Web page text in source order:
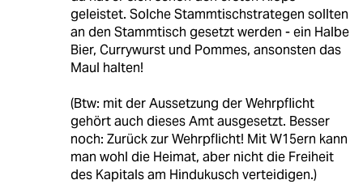
geleistet. Solche Stammtischstrategen sollten
an den Stammtisch gesetzt werden - ein Halbe
Bier, Currywurst und Pommes, ansonsten das
Maul halten!
(Btw: mit der Aussetzung der Wehrpflicht
gehört auch dieses Amt ausgesetzt. Besser
noch: Zurück zur Wehrpflicht! Mit W15ern kann
man wohl die Heimat, aber nicht die Freiheit
des Kapitals am Hindukusch verteidigen.)